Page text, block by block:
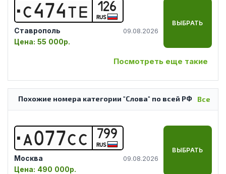
С474ТЕ 126
RUS
Ставрополь 09.08.2026
Цена: 55 000р.
ВЫБРАТЬ
Посмотреть еще такие
Все
Похожие номера категории "Слова" по всей РФ
А077СС 799
RUS
Москва 09.08.2026
Цена: 490 000р.
ВЫБРАТЬ